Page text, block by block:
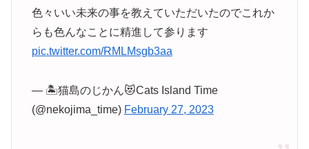
色々いい未来の事を教えていただいたのでこれか
らも色んなことに精進して参ります
pic.twitter.com/RMLMsgb3aa
— 🏝猫島のじかん😻Cats Island Time
(@nekojima_time) February 27, 2023